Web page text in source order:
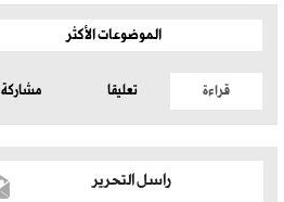
الموضوعات الأكثر
قراءة تعليقا مشاركة
راسل التحرير